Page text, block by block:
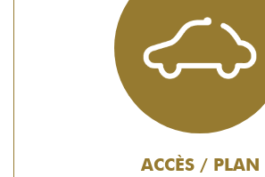
ACCÈS / PLAN